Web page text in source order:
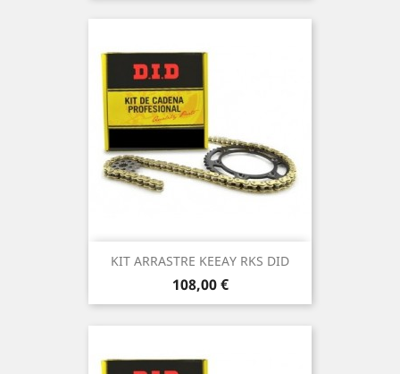
KIT ARRASTRE KEEAY RKS DID
Precio
108,00 €